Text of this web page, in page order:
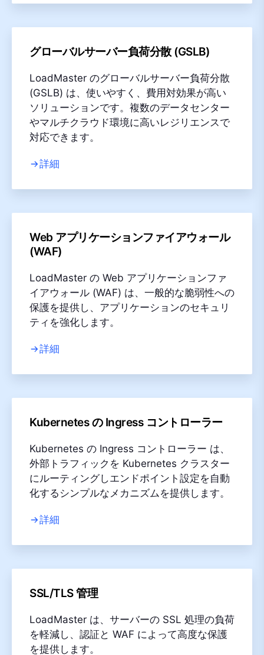
グローバルサーバー負荷分散 (GSLB)
LoadMaster のグローバルサーバー負荷分散
(GSLB) は、使いやすく、費用対効果が高い
ソリューションです。複数のデータセンター
やマルチクラウド環境に高いレジリエンスで
対応できます。
詳細
Web アプリケーションファイアウォール
(WAF)
LoadMaster の Web アプリケーションファ
イアウォール (WAF) は、一般的な脆弱性への
保護を提供し、アプリケーションのセキュリ
ティを強化します。
詳細
Kubernetes の Ingress コントローラー
Kubernetes の Ingress コントローラー は、
外部トラフィックを Kubernetes クラスター
にルーティングしエンドポイント設定を自動
化するシンプルなメカニズムを提供します。
詳細
SSL/TLS 管理
LoadMaster は、サーバーの SSL 処理の負荷
を軽減し、認証と WAF によって高度な保護
を提供します。